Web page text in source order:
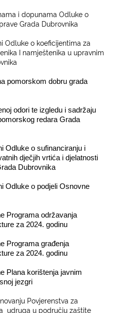
i dopunama Odluke o
Grada Dubrovnika
Odluke o koeficijentima za
I namještenika u upravnim
pomorskom dobru grada
odori te izgledu i sadržaju
redara Grada
Odluke o sufinanciranju i
dječjih vrtića i djelatnosti
Dubrovnika
Odluke o podjeli Osnovne
Programaodržavanja
za 2024. godinu
Programa građenja
za 2024. godinu
Plana korištenja javnim
jezgri
Povjerenstva za
udruga u području zaštite